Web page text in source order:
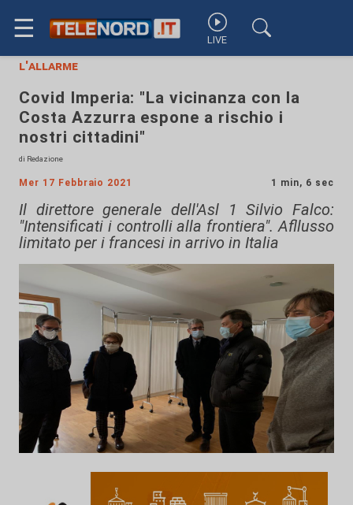
☰ LIVE
l'allarme
Covid Imperia: "La vicinanza con la
Costa Azzurra espone a rischio i
nostri cittadini"
di Redazione
Mer 17 Febbraio 2021 1 min, 6 sec
Il direttore generale dell'Asl 1 Silvio Falco:
"Intensificati i controlli alla frontiera". Afllusso
limitato per i francesi in arrivo in Italia